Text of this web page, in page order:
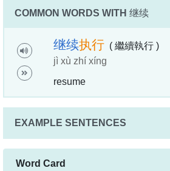
COMMON WORDS WITH 继续
继续执行 ( 繼續執行 )
jì xù zhí xíng
resume
EXAMPLE SENTENCES
Word Card